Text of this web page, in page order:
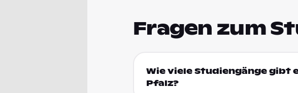
Fragen zum
Wie viele Studiengänge gibt
Pfalz?